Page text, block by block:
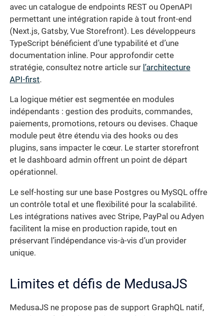
avec un catalogue de endpoints REST ou OpenAPI
permettant une intégration rapide à tout front-end
(Next.js, Gatsby, Vue Storefront). Les développeurs
TypeScript bénéficient d’une typabilité et d’une
documentation inline. Pour approfondir cette
stratégie, consultez notre article sur l’architecture
API-first.
La logique métier est segmentée en modules
indépendants : gestion des produits, commandes,
paiements, promotions, retours ou devises. Chaque
module peut être étendu via des hooks ou des
plugins, sans impacter le cœur. Le starter storefront
et le dashboard admin offrent un point de départ
opérationnel.
Le self-hosting sur une base Postgres ou MySQL offre
un contrôle total et une flexibilité pour la scalabilité.
Les intégrations natives avec Stripe, PayPal ou Adyen
facilitent la mise en production rapide, tout en
préservant l’indépendance vis-à-vis d’un provider
unique.
Limites et défis de MedusaJS
MedusaJS ne propose pas de support GraphQL natif,